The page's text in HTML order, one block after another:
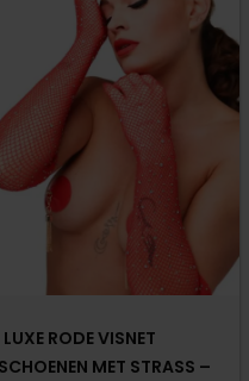
LUXE RODE VISNET
MET STRASS –